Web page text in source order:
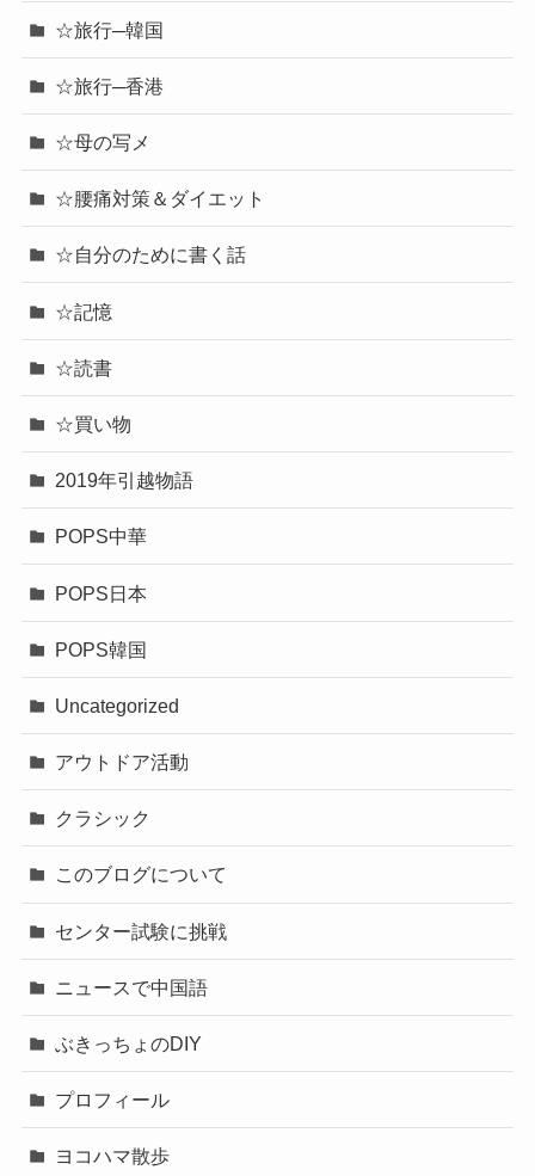
☆旅行─韓国
☆旅行─香港
☆母の写メ
☆腰痛対策＆ダイエット
☆自分のために書く話
☆記憶
☆読書
☆買い物
2019年引越物語
POPS中華
POPS日本
POPS韓国
Uncategorized
アウトドア活動
クラシック
このブログについて
センター試験に挑戦
ニュースで中国語
ぶきっちょのDIY
プロフィール
ヨコハマ散歩